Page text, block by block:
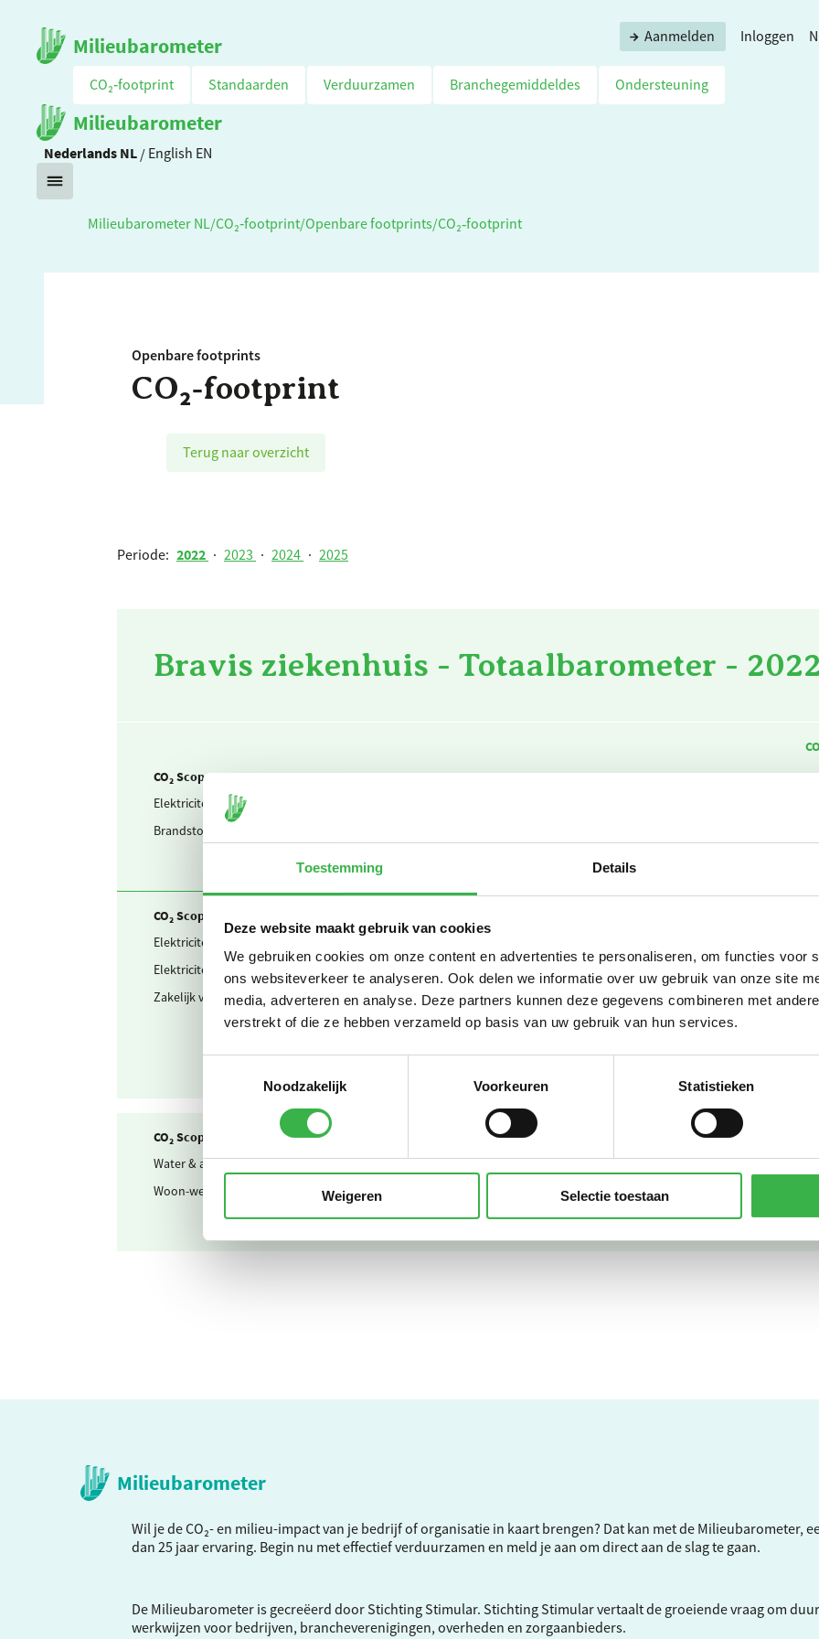
Toestemming Details
Deze website maakt gebruik van cookies
We gebruiken cookies om onze content en advertenties te personaliseren, om functies voor
ons websiteverkeer te analyseren. Ook delen we informatie over uw gebruik van onze site
media, adverteren en analyse. Deze partners kunnen deze gegevens combineren met
verstrekt of die ze hebben verzameld op basis van uw gebruik van hun services.
Noodzakelijk
Voorkeuren Statistieken
Weigeren Selectie toestaan
Milieubarometer Aanmelden Inloggen
CO₂‑footprint Standaarden Verduurzamen Branchegemiddeldes Ondersteuning
Milieubarometer
Nederlands NL / English EN
Milieubarometer NL /CO₂‑footprint/Openbare footprints/CO₂‑footprint
Openbare footprints
CO₂‑footprint
Terug naar overzicht
Periode: 2022 · 2023 · 2024 · 2025
Bravis ziekenhuis - Totaalbarometer - 2022
CO₂ Scope 1
Elektriciteit
Brandstof & warmte
CO₂ Scope 2 en Business travel
Elektriciteit
Elektriciteit
Zakelijk verkeer Gedeclareerde km privé auto's 801.306 km
CO₂ Scope 3
Water & afvalwater
Drinkwater 79.700
Woon-werkverkeer Personenwagen (km) 9.865.454
Milieubarometer
Wil je de CO₂- en milieu-impact van je bedrijf of organisatie in kaart brengen? Dat kan met de Milieubarometer,
dan 25 jaar ervaring. Begin nu met effectief verduurzamen en meld je aan om direct aan de slag te gaan.
De Milieubarometer is gecreëerd door Stichting Stimular. Stichting Stimularvertaalt de groeiende vraag om
werkwijzen voor bedrijven, brancheverenigingen, overheden en zorgaanbieders.